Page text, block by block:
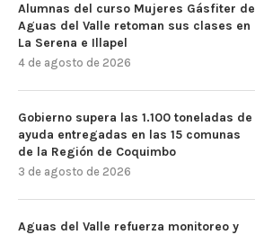
Alumnas del curso Mujeres Gásfiter de
Aguas del Valle retoman sus clases en
La Serena e Illapel
4 de agosto de 2026
Gobierno supera las 1.100 toneladas de
ayuda entregadas en las 15 comunas
de la Región de Coquimbo
3 de agosto de 2026
Aguas del Valle refuerza monitoreo y